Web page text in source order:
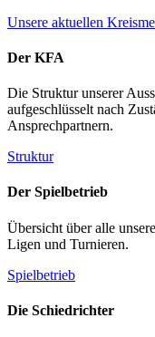
Unsere aktuellen
Der KFA
Die Struktur unserer
aufgeschlüsselt nach
Ansprechpartnern.
Struktur
Der Spielbetrieb
Übersicht über alle
Ligen und Turnieren.
Spielbetrieb
Die Schiedrichter